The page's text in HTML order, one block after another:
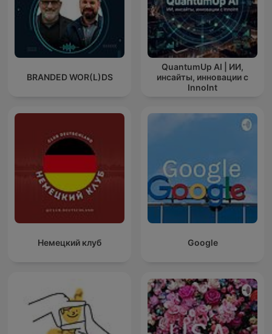
BRANDED WOR(L)DS
QuantumUp AI | ИИ,
инсайты, инновации с
InnoInt
Немецкий клуб Google